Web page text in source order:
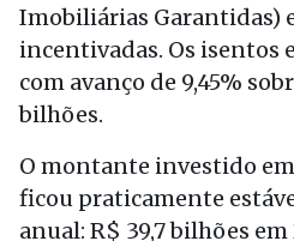
Imobiliárias Garantidas)
incentivadas. Os isentos
com avanço de 9,45%
bilhões.
O montante investido
ficou praticamente
anual: R$ 39,7 bilhões